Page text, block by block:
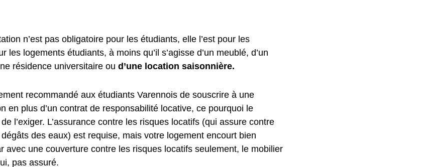
n’est pas obligatoire pour les étudiants, elle l’est pour les
les logements étudiants, à moins qu’il s’agisse d’un meublé, d’un
résidence universitaire ou d’une location saisonnière.
recommandé aux étudiants Varennois de souscrire à une
en plus d’un contrat de responsabilité locative, ce pourquoi le
l’exiger. L’assurance contre les risques locatifs (qui assure contre
des eaux) est requise, mais votre logement encourt bien
avec une couverture contre les risques locatifs seulement, le mobilier
pas assuré.